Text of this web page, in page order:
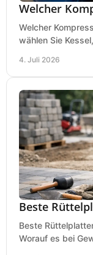
Welcher
Welcher
wählen Sie
4. Juli 2026
Beste
Beste
Worauf es bei